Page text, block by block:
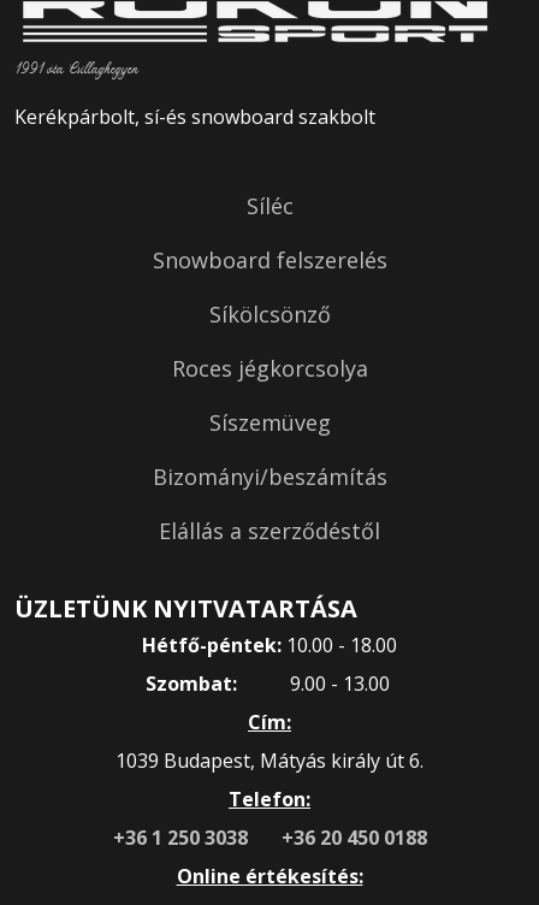
1991 óta Csillaghegyen
Kerékpárbolt, sí-és snowboard szakbolt
Síléc
Snowboard felszerelés
Síkölcsönző
Roces jégkorcsolya
Síszemüveg
Bizományi/beszámítás
Elállás a szerződéstől
ÜZLETÜNK NYITVATARTÁSA
Hétfő-péntek: 10.00 - 18.00
Szombat:
9.00 - 13.00
Cím:
1039 Budapest, Mátyás király út 6.
Telefon:
+36 1 250 3038
+36 20 450 0188
Online értékesítés: